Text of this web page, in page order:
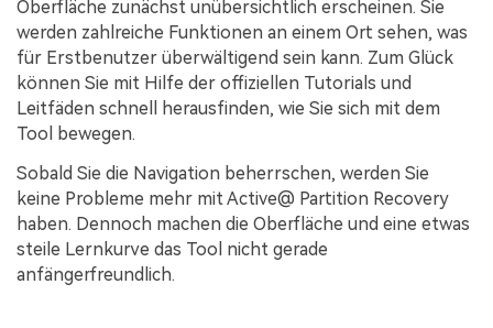
Oberfläche zunächst unübersichtlich erscheinen. Sie
werden zahlreiche Funktionen an einem Ort sehen, was
für Erstbenutzer überwältigend sein kann. Zum Glück
können Sie mit Hilfe der offiziellen Tutorials und
Leitfäden schnell herausfinden, wie Sie sich mit dem
Tool bewegen.
Sobald Sie die Navigation beherrschen, werden Sie
keine Probleme mehr mit Active@ Partition Recovery
haben. Dennoch machen die Oberfläche und eine etwas
steile Lernkurve das Tool nicht gerade
anfängerfreundlich.